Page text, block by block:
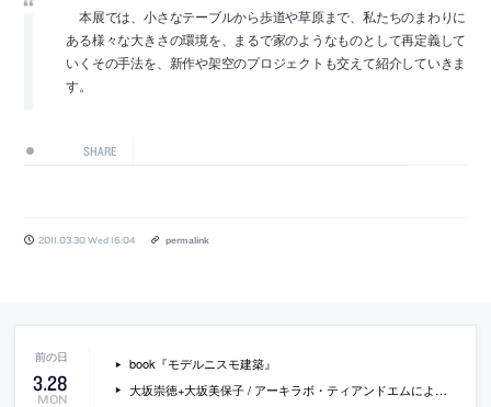
本展では、小さなテーブルから歩道や草原まで、私たちのまわりに
ある様々な大きさの環境を、まるで家のようなものとして再定義して
いくその手法を、新作や架空のプロジェクトも交えて紹介していきま
す。
SHARE
2011.03.30 Wed 16:04 permalink
3.28
MON
book『モデルニスモ建築』
大坂崇徳+大坂美保子 / アーキラボ・ティアンドエムによる”千歳の中庭”